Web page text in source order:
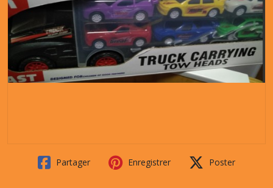
Partager Enregistrer Poster